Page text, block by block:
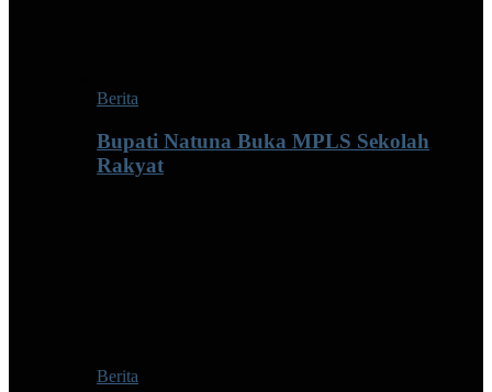
Berita
Bupati Natuna Buka MPLS Sekolah
Rakyat
Berita